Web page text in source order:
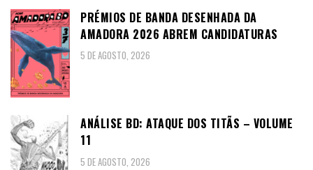
PRÉMIOS DE BANDA DESENHADA DA
AMADORA 2026 ABREM CANDIDATURAS
5 DE AGOSTO, 2026
ANÁLISE BD: ATAQUE DOS TITÃS – VOLUME
11
5 DE AGOSTO, 2026